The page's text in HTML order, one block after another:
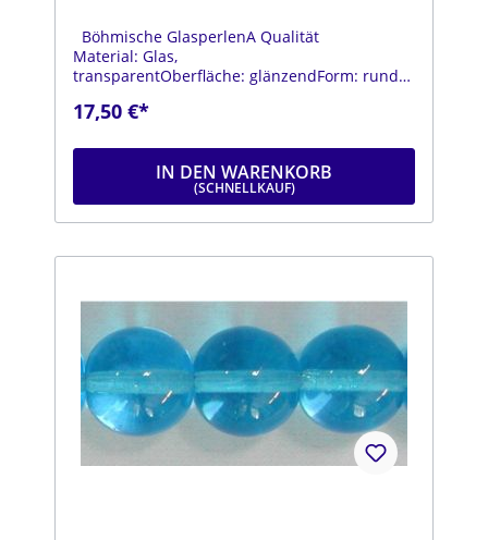
Böhmische GlasperlenA Qualität
Material: Glas,
transparentOberfläche: glänzendForm: rundFa
mmStrang: Länge ca. 25 cm
17,50 €*
IN DEN WARENKORB